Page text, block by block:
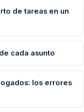
de tareas en un
cada asunto
los errores